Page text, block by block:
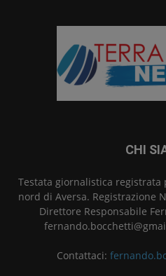
CHI
Testata giornalistica
nord di Aversa. Registrazione
Direttore Responsabile
Contattaci: